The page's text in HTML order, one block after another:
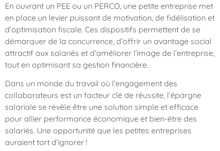
En ouvrant un PEE ou un PERCO, une petite entreprise met
en place un levier puissant de motivation, de fidélisation et
d’optimisation fiscale. Ces dispositifs permettent de se
démarquer de la concurrence, d’offrir un avantage social
attractif aux salariés et d’améliorer l’image de l’entreprise,
tout en optimisant sa gestion financière.
Dans un monde du travail où l’engagement des
collaborateurs est un facteur clé de réussite, l’épargne
salariale se révèle être une solution simple et efficace
pour allier performance économique et bien-être des
salariés. Une opportunité que les petites entreprises
auraient tort d’ignorer !